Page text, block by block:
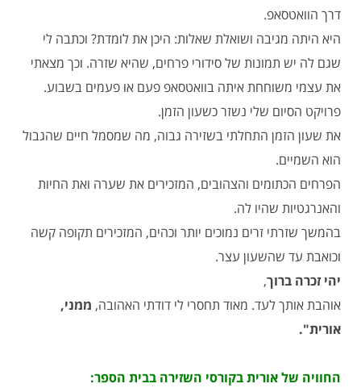
דרך הוואטסאפ.
היא היתה מגיבה ושואלת שאלות: היכן את לומדת? וכתבה לי
שגם לה יש תמונות של סידורי פרחים, שהיא שזרה. וכך מצאתי
את עצמי משוחחת איתה בוואטסאפ פעם או פעמים בשבוע.
פרויקט הסיום שלי נשזר כשעון הזמן.
את שעון הזמן התחלתי בשזירה גבוה, מה שמסמל חיים שהגבול
הוא השמיים.
הפרחים הכתומים והצהובים, המזכירים את שערה ואת החיות
והאנרגטיות שהיו לה.
בהמשך שזרתי זרים נמוכים יותר וכהים, המזכירים תקופה קשה
וכואבת עד שהשעון עצר.
יהי זכרה ברוך,
אוהבת אותך לעד. מאוד תחסרי לי דודתי האהובה, ממני,
אורית".
החוויה של אורית בקורסי השזירה בבית הספר: